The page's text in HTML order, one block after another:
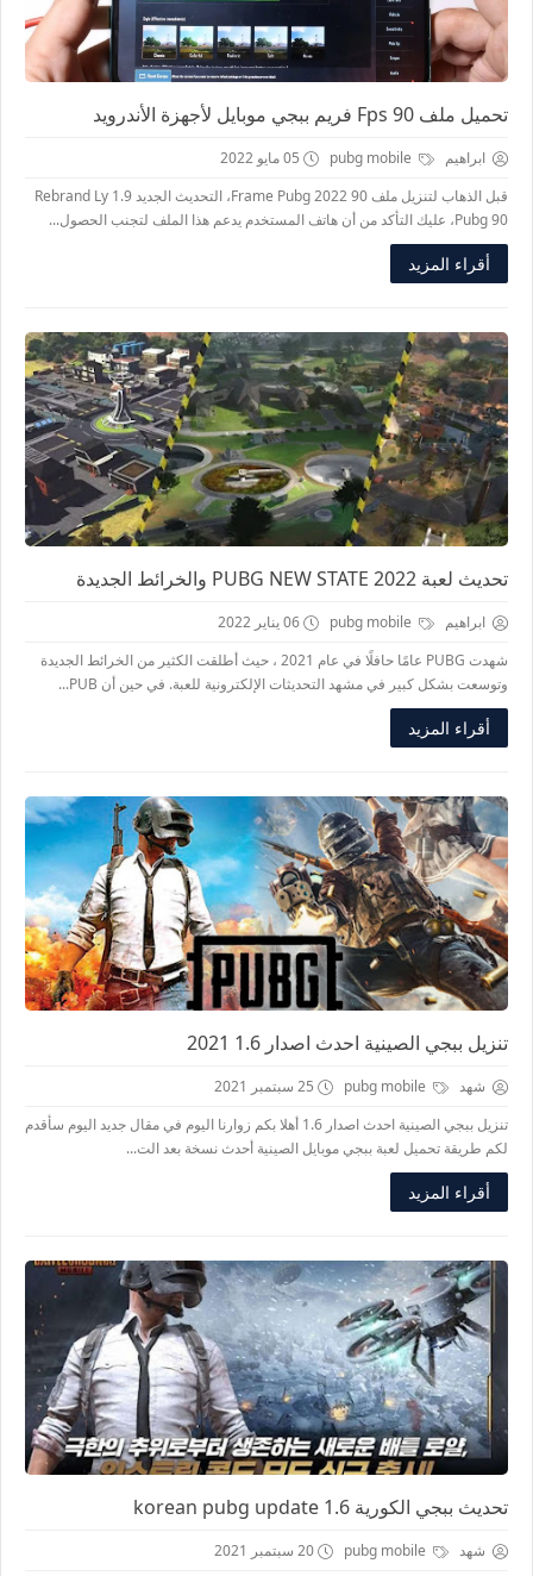
تحميل ملف Fps 90 فريم ببجي موبايل لأجهزة الأندرويد
ابراهيم
05 مايو 2022
قبل الذهاب لتنزيل ملف 90 Frame Pubg 2022، التحديث الجديد 1.9 Rebrand Ly
Pubg 90، عليك التأكد من أن هاتف المستخدم يدعم هذا الملف لتجنب الحصول...
أقراء المزيد
تحديث لعبة PUBG NEW STATE 2022 والخرائط الجديدة
ابراهيم
06 يناير 2022
شهدت PUBG عامًا حافلًا في عام 2021 ، حيث أطلقت الكثير من الخرائط الجديدة
وتوسعت بشكل كبير في مشهد التحديثات الإلكترونية للعبة. في حين أن PUB...
أقراء المزيد
تنزيل ببجي الصينية احدث اصدار 1.6 2021
شهد
25 سبتمبر 2021
تنزيل ببجي الصينية احدث اصدار 1.6 أهلا بكم زوارنا اليوم في مقال جديد اليوم سأقدم
لكم طريقة تحميل لعبة ببجي موبايل الصينية أحدث نسخة بعد الت...
أقراء المزيد
تحديث ببجي الكورية korean pubg update 1.6
شهد 20 سبتمبر 2021